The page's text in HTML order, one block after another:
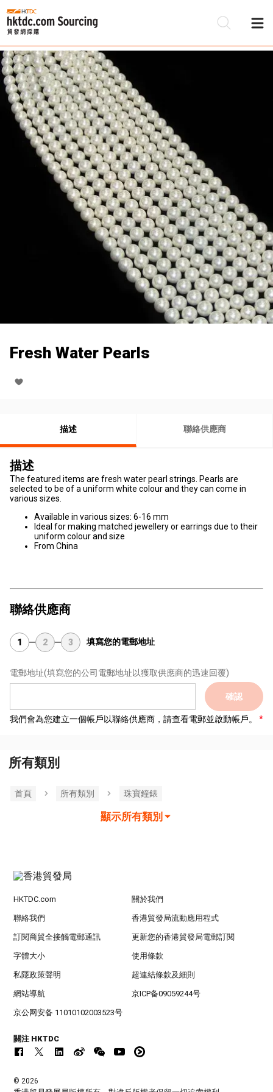
Fresh Water Pearls
描述 聯絡供應商
描述
The featured items are fresh water pearl strings. Pearls are
selected to be of a uniform white colour and they can come in
various sizes.
Available in various sizes: 6-16 mm
Ideal for making matched jewellery or earrings due to their
uniform colour and size
From China
聯絡供應商
1 2 3 填寫您的電郵地址
電郵地址(填寫您的公司電郵地址以獲取供應商的迅速回覆)
確認
我們會為您建立一個帳戶以聯絡供應商，請查看電郵並啟動帳戶。
所有類別
首頁 所有類別 珠寶鐘錶
顯示所有類別
HKTDC.com 關於我們
聯絡我們 香港貿發局流動應用程式
訂閱商貿全接觸電郵通訊 更新您的香港貿發局電郵訂閱
字體大小 使用條款
私隱政策聲明 超連結條款及細則
網站導航 京ICP备09059244号
京公网安备 11010102003523号
關注 HKTDC
© 2026